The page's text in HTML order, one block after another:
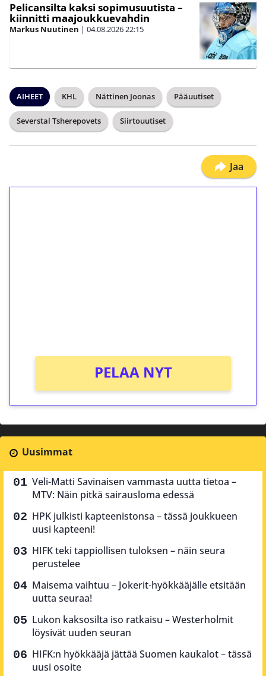
Pelicansilta kaksi sopimusuutista –
kiinnitti maajoukkuevahdin
Markus Nuutinen | 04.08.202622:15
AIHEET KHL Nättinen Joonas Pääuutiset
Severstal Tsherepovets Siirtouutiset
Jaa
PELAA NYT
Uusimmat
Veli-Matti Savinaisen vammasta uutta tietoa –
MTV: Näin pitkä sairausloma edessä
HPK julkisti kapteenistonsa – tässä joukkueen
uusi kapteeni!
HIFK teki tappiollisen tuloksen – näin seura
perustelee
Maisema vaihtuu – Jokerit-hyökkääjälle etsitään
uutta seuraa!
Lukon kaksosilta iso ratkaisu – Westerholmit
löysivät uuden seuran
HIFK:n hyökkääjä jättää Suomen kaukalot – tässä
uusi osoite